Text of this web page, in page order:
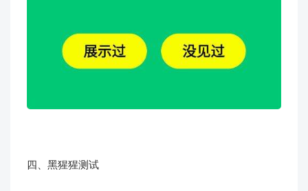
四、黑猩猩测试